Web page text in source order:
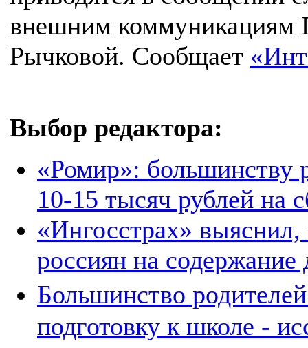
внешним коммуникациям
Рычковой. Сообщает
Выбор редактора:
«Ромир»: большинству
10-15 тысяч рублей на
«Ингосстрах»
россиян на содержание
Большинство
подготовку к школе -